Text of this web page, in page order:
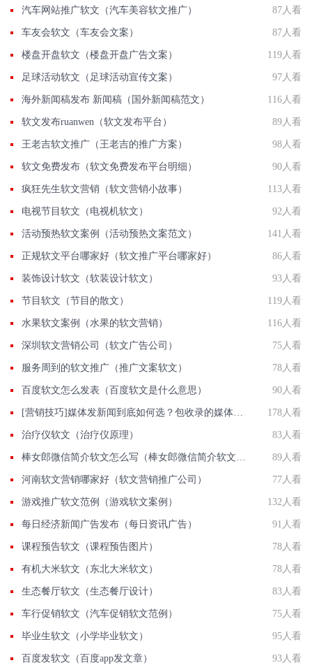
汽车网站推广软文（汽车美容软文推广） 87人看
车友会软文（车友会文案） 87人看
楼盘开盘软文（楼盘开盘广告文案） 119人看
足球活动软文（足球活动宣传文案） 97人看
海外新闻稿发布 新闻稿（国外新闻稿范文） 116人看
软文发布ruanwen（软文发布平台） 89人看
王老吉软文推广（王老吉的推广方案） 98人看
软文免费发布（软文免费发布平台明细） 90人看
疯狂先生软文营销（软文营销小故事） 113人看
电视节目软文（电视机软文） 92人看
活动预热软文案例（活动预热文案范文） 141人看
正规软文平台哪家好（软文推广平台哪家好） 86人看
装饰设计软文（软装设计软文） 93人看
节目软文（节目的散文） 119人看
水果软文案例（水果的软文营销） 116人看
深圳软文营销公司（软文广告公司） 75人看
服务周到的软文推广（推广文案软文） 78人看
百度软文怎么发表（百度软文是什么意思） 90人看
178人看
治疗仪软文（治疗仪原理） 83人看
89人看
河南软文营销哪家好（软文营销推广公司） 77人看
游戏推广软文范例（游戏软文案例） 132人看
每日经济新闻广告发布（每日资讯广告） 91人看
课程预告软文（课程预告图片） 78人看
有机大米软文（东北大米软文） 78人看
生态餐厅软文（生态餐厅设计） 83人看
车行促销软文（汽车促销软文范例） 75人看
毕业生软文（小学毕业软文） 95人看
百度发软文（百度app发文章） 93人看